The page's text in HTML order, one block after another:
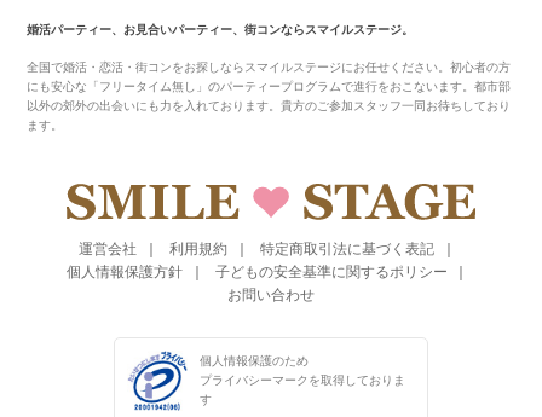
婚活パーティー、お見合いパーティー、街コンならスマイルステージ。
全国で婚活・恋活・街コンをお探しならスマイルステージにお任せください。初心者の方
にも安心な「フリータイム無し」のパーティープログラムで進行をおこないます。都市部
以外の郊外の出会いにも力を入れております。貴方のご参加スタッフ一同お待ちしており
ます。
運営会社 利用規約
特定商取引法に基づく表記
個人情報保護方針
子どもの安全基準に関するポリシー
お問い合わせ
個人情報保護のため
プライバシーマークを取得しておりま
す